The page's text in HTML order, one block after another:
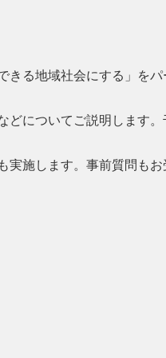
きる地域社会にする」を
どについてご説明します
実施します。事前質問も